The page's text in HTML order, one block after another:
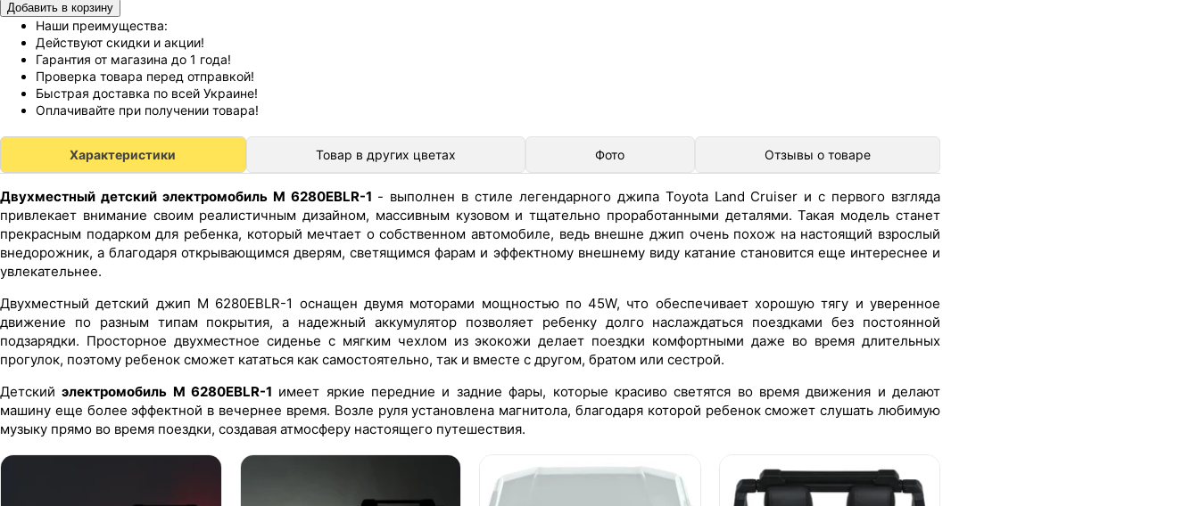
Добавить в корзину
Наши преимущества:
Действуют скидки и акции!
Гарантия от магазина до 1 года!
Проверка товара перед отправкой!
Быстрая доставка по всей Украине!
Оплачивайте при получении товара!
Характеристики Товар в других цветах Фото Отзывы о товаре
Двухместный детский электромобиль M 6280EBLR-1 - выполнен в стиле легендарного джипа Toyota Land Cruiser и с первого взгляда
привлекает внимание своим реалистичным дизайном, массивным кузовом и тщательно проработанными деталями. Такая модель станет
прекрасным подарком для ребенка, который мечтает о собственном автомобиле, ведь внешне джип очень похож на настоящий взрослый
внедорожник, а благодаря открывающимся дверям, светящимся фарам и эффектному внешнему виду катание становится еще интереснее и
увлекательнее.
Двухместный детский джип M 6280EBLR-1 оснащен двумя моторами мощностью по 45W, что обеспечивает хорошую тягу и уверенное
движение по разным типам покрытия, а надежный аккумулятор позволяет ребенку долго наслаждаться поездками без постоянной
подзарядки. Просторное двухместное сиденье с мягким чехлом из экокожи делает поездки комфортными даже во время длительных
прогулок, поэтому ребенок сможет кататься как самостоятельно, так и вместе с другом, братом или сестрой.
Детскийэлектромобиль M 6280EBLR-1 имеет яркие передние и задние фары, которые красиво светятся во время движения и делают
машину еще более эффектной в вечернее время. Возле руля установлена магнитола, благодаря которой ребенок сможет слушать любимую
музыку прямо во время поездки, создавая атмосферу настоящего путешествия.